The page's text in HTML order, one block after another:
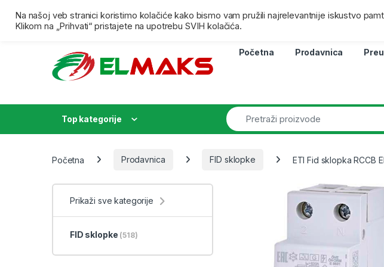
Besplatna isporuka za porudžbine preko 4000,00 dinara
Početna Prodavnica
Top kategorije
Početna Prodavnica FID sklopke ETI Fid sklopka RCCB
Prikaži sve kategorije
FID sklopke (518)
Na našoj veb stranici koristimo kolačiće kako bismo vam pružili najrelevantnije iskustvo
Klikom na „Prihvati“ pristajete na upotrebu SVIH kolačića.